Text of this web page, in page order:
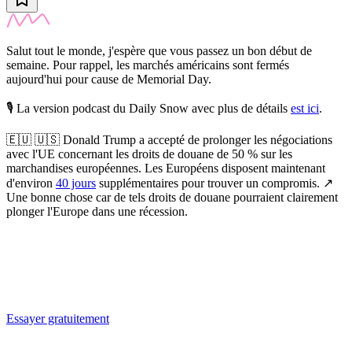
Salut tout le monde, j'espère que vous passez un bon début de
semaine. Pour rappel, les marchés américains sont fermés
aujourd'hui pour cause de Memorial Day.
🎙️ La version podcast du Daily Snow avec plus de détails est ici.
🇪🇺 🇺🇸 Donald Trump a accepté de prolonger les négociations
avec l'UE concernant les droits de douane de 50 % sur les
marchandises européennes. Les Européens disposent maintenant
d'environ 40 jours supplémentaires pour trouver un compromis. ↗️
Une bonne chose car de tels droits de douane pourraient clairement
plonger l'Europe dans une récession.
Essayer gratuitement